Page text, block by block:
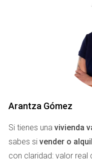
puede ser un
propietarios. El
propiedades se
constante que
sino que también
importantes.
posibilidad de
puede llevar a
inquietud tiene en
una vivienda vacía.
Arantza Gómez
Si tienes una vivienda
sabes si vender o
con claridad: valor real